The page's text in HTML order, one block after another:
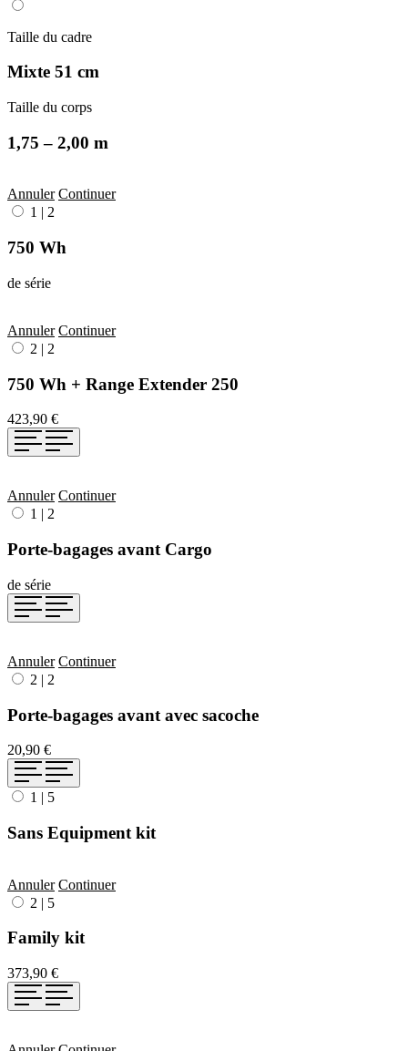
Taille du cadre
Mixte 51 cm
Taille du corps
1,75 – 2,00 m
Annuler Continuer
1
2
750 Wh
de série
Annuler Continuer
2 | 2
750 Wh + Range Extender 250
423,90 €
Annuler Continuer
1 | 2
Porte-bagages avant Cargo
de série
Annuler Continuer
2 | 2
Porte-bagages avant avec sacoche
20,90 €
1 | 5
Sans Equipment kit
Annuler Continuer
2 | 5
Family kit
373,90 €